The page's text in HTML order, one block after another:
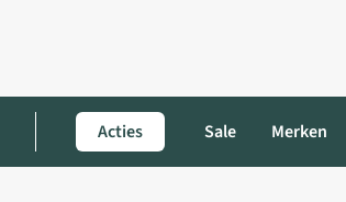
Acties Sale Merken